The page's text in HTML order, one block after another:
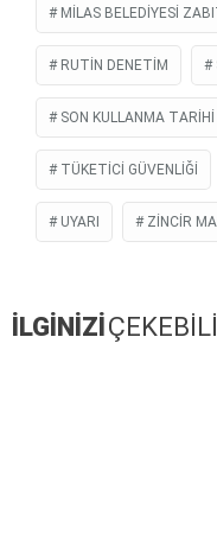
MILAS BELEDIYESI
RUTIN DENETIM
SON KULLANMA TARIHI
TÜKETICI GÜVENLIĞI
UYARI ZINCIR
İLGİNİZİ